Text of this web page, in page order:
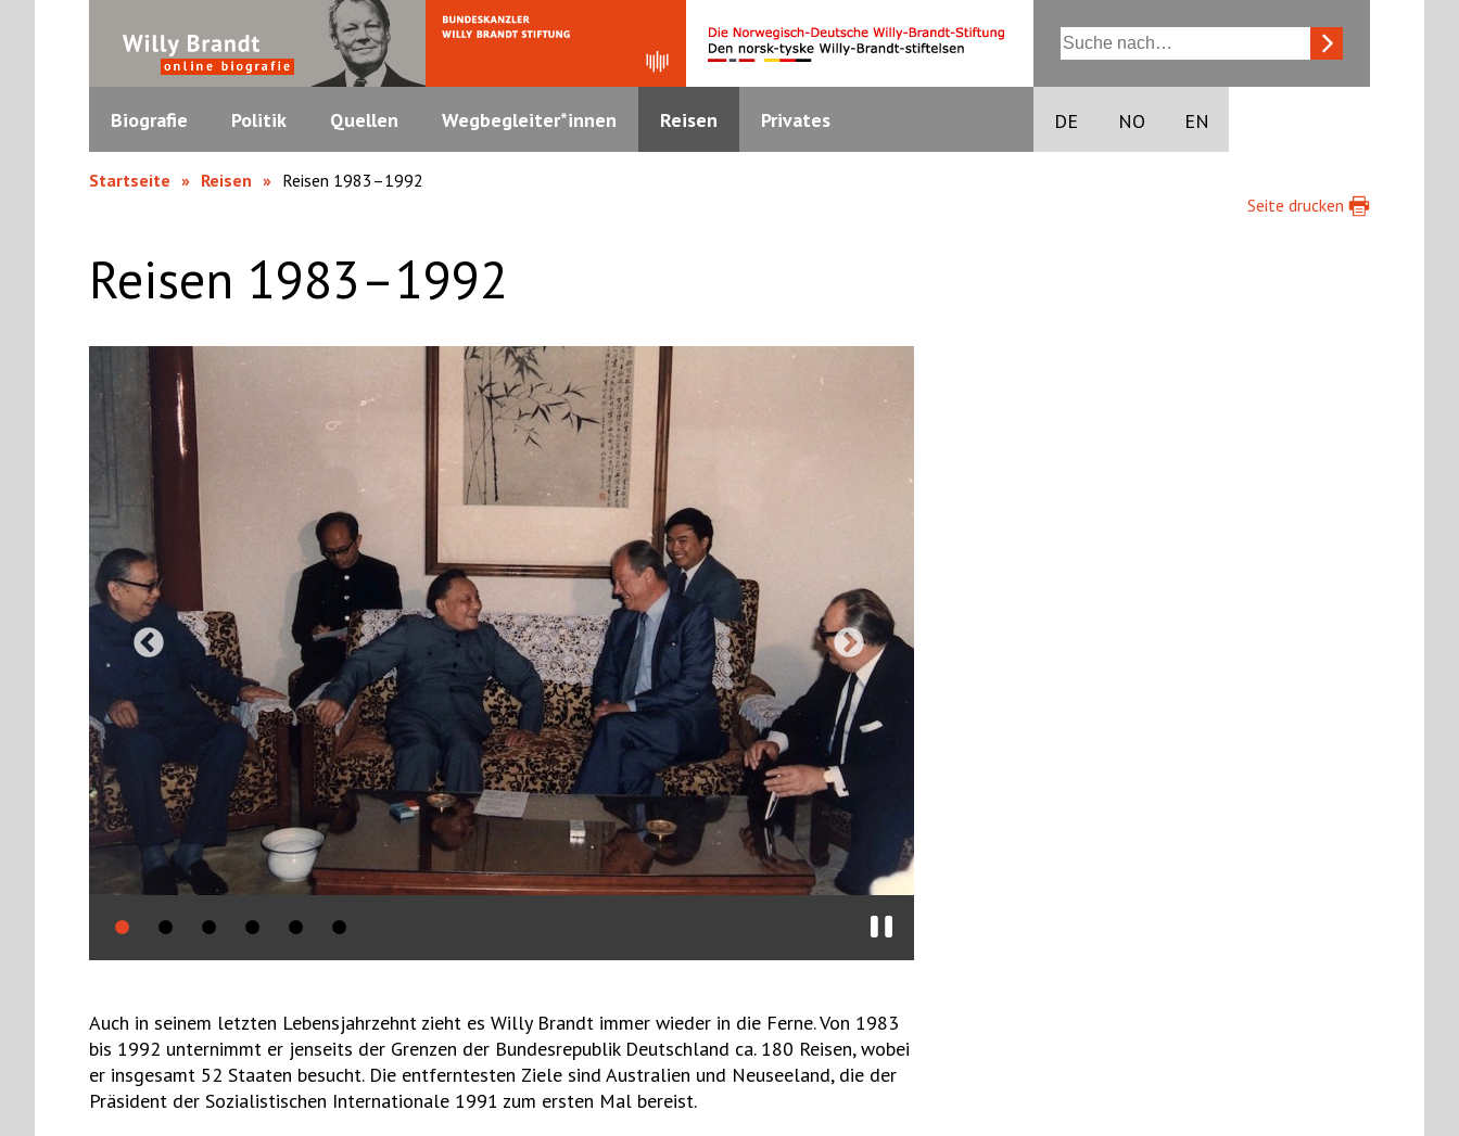
Biografie Politik Quellen Wegbegleiter*innen Reisen Privates DE NO EN
Startseite Reisen
Reisen 1983–1992
Seite drucken
Reisen 1983–1992
Auch in seinem letzten Lebensjahrzehnt zieht es Willy Brandt immer wieder in die Ferne. Von 1983
bis 1992 unternimmt er jenseits der Grenzen der Bundesrepublik Deutschland ca. 180 Reisen, wobei
er insgesamt 52 Staaten besucht. Die entferntesten Ziele sind Australien und Neuseeland, die der
Präsident der Sozialistischen Internationale 1991 zum ersten Mal bereist.